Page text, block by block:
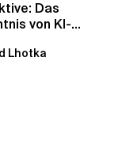
Das
von KI-
Lhotka